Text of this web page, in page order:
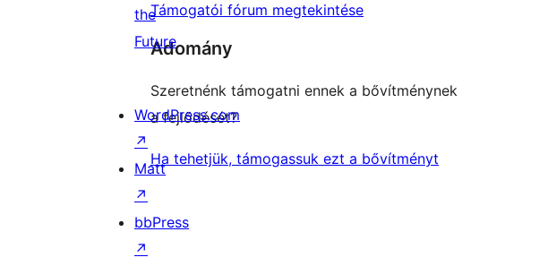
Támogatói fórum megtekintése
Adomány
Szeretnénk támogatni ennek a bővítménynek
a fejlődését?
Ha tehetjük, támogassuk ezt a bővítményt
the
Future
WordPress.com
↗
Matt
↗
bbPress
↗